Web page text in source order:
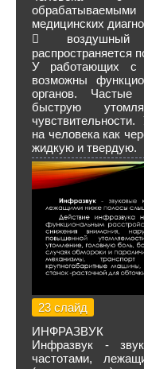
медицинских
 воздушный
распространяется
У работающих с
возможны
органов.
быструю
на человека как
жидкую и твердую.
23 слайд
ИНФРАЗВУК
Инфразвук -
частотами,